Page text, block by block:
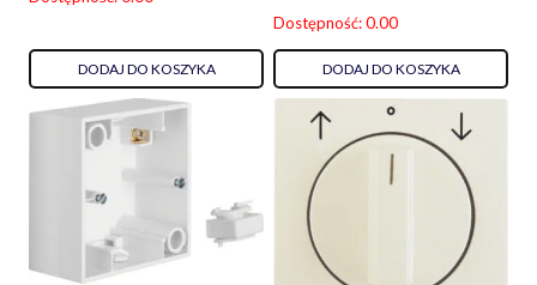
DODAJ DO KOSZYKA
Dostępność: 0.00
DODAJ DO KOSZYKA